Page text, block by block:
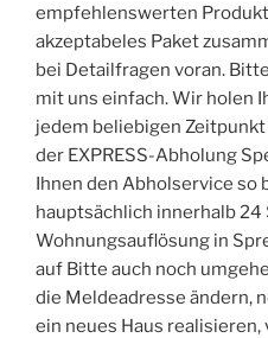
empfehlenswerten
akzeptabeles Paket
bei Detailfragen voran.
mit uns einfach. Wir holen
jedem beliebigen
der EXPRESS-Abholung
Ihnen den Abholservice so
hauptsächlich innerhalb 24
Wohnungsauflösung in
auf Bitte auch noch
die Meldeadresse ändern,
ein neues Haus